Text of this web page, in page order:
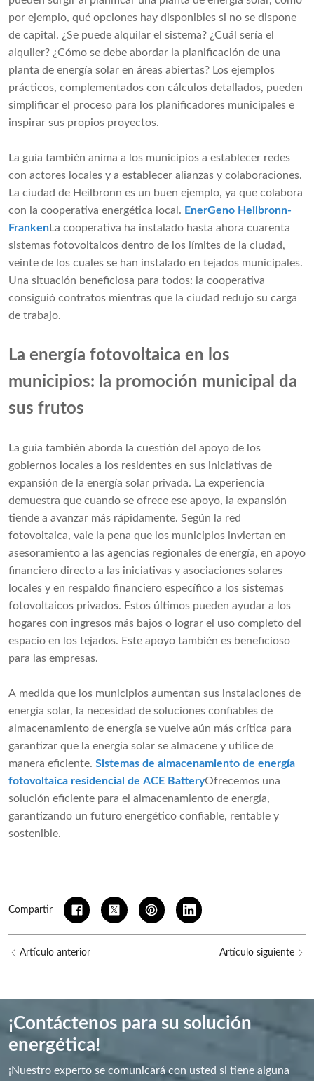
por ejemplo, qué opciones hay disponibles si no se dispone
de capital. ¿Se puede alquilar el sistema? ¿Cuál sería el
alquiler? ¿Cómo se debe abordar la planificación de una
planta de energía solar en áreas abiertas? Los ejemplos
prácticos, complementados con cálculos detallados, pueden
simplificar el proceso para los planificadores municipales e
inspirar sus propios proyectos.
La guía también anima a los municipios a establecer redes
con actores locales y a establecer alianzas y colaboraciones.
La ciudad de Heilbronn es un buen ejemplo, ya que colabora
con la cooperativa energética local. EnerGeno Heilbronn-
FrankenLa cooperativa ha instalado hasta ahora cuarenta
sistemas fotovoltaicos dentro de los límites de la ciudad,
veinte de los cuales se han instalado en tejados municipales.
Una situación beneficiosa para todos: la cooperativa
consiguió contratos mientras que la ciudad redujo su carga
de trabajo.
La energía fotovoltaica en los
municipios: la promoción municipal da
sus frutos
La guía también aborda la cuestión del apoyo de los
gobiernos locales a los residentes en sus iniciativas de
expansión de la energía solar privada. La experiencia
demuestra que cuando se ofrece ese apoyo, la expansión
tiende a avanzar más rápidamente. Según la red
fotovoltaica, vale la pena que los municipios inviertan en
asesoramiento a las agencias regionales de energía, en apoyo
financiero directo a las iniciativas y asociaciones solares
locales y en respaldo financiero específico a los sistemas
fotovoltaicos privados. Estos últimos pueden ayudar a los
hogares con ingresos más bajos o lograr el uso completo del
espacio en los tejados. Este apoyo también es beneficioso
para las empresas.
A medida que los municipios aumentan sus instalaciones de
energía solar, la necesidad de soluciones confiables de
almacenamiento de energía se vuelve aún más crítica para
garantizar que la energía solar se almacene y utilice de
manera eficiente. Sistemas de almacenamiento de energía
fotovoltaica residencial de ACE BatteryOfrecemos una
solución eficiente para el almacenamiento de energía,
garantizando un futuro energético confiable, rentable y
sostenible.
Compartir
Artículo anterior Artículo siguiente
¡Contáctenos para su solución
energética!
¡Nuestro experto se comunicará con usted si tiene alguna